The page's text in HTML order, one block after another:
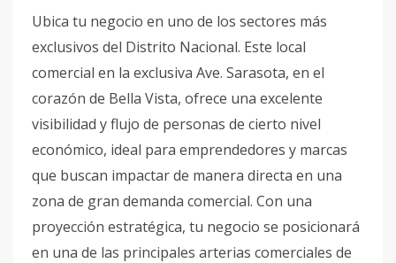
Ubica tu negocio en uno de los sectores más
exclusivos del Distrito Nacional. Este local
comercial en la exclusiva Ave. Sarasota, en el
corazón de Bella Vista, ofrece una excelente
visibilidad y flujo de personas de cierto nivel
económico, ideal para emprendedores y marcas
que buscan impactar de manera directa en una
zona de gran demanda comercial. Con una
proyección estratégica, tu negocio se posicionará
en una de las principales arterias comerciales de